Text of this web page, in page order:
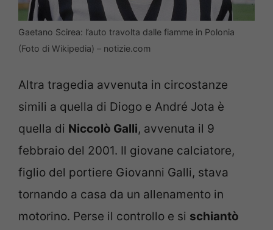
Gaetano Scirea: l’auto travolta dalle fiamme in Polonia
(Foto di Wikipedia) – notizie.com
Altra tragedia avvenuta in circostanze
simili a quella di Diogo e André Jota è
quella di Niccolò Galli, avvenuta il 9
febbraio del 2001. Il giovane calciatore,
figlio del portiere Giovanni Galli, stava
tornando a casa da un allenamento in
motorino. Perse il controllo e si schiantò